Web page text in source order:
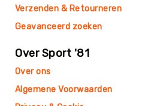
Yoga
&
Yogamatten
Yoga
Verzenden & Retourneren
Geavanceerd zoeken
Over Sport '81
Over ons
Algemene Voorwaarden